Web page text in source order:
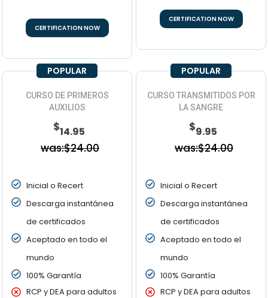
CERTIFICATION NOW
CERTIFICATION NOW
CURSO DE PRIMEROS
AUXILIOS
$14.95
was:$24.00
Inicial o Recert
Descarga instantánea
de certificados
Aceptado en todo el
mundo
100% Garantía
RCP y DEA para adultos
POPULAR
CURSO TRANSMITIDOS POR
LA SANGRE
$9.95
was:$24.00
Inicial o Recert
Descarga instantánea
de certificados
Aceptado en todo el
mundo
100% Garantía
RCP y DEA para adultos
POPULAR